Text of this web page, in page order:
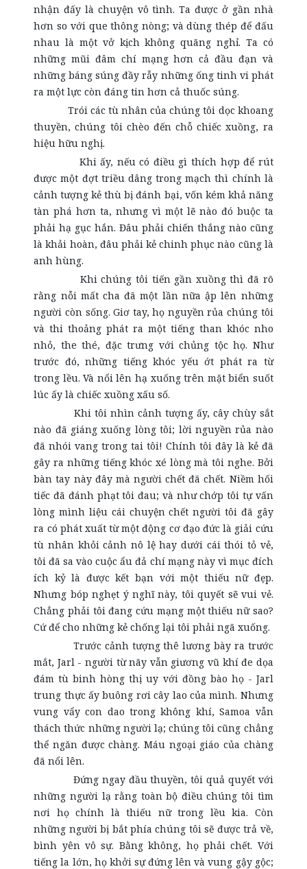
nhận đấy là chuyện vô tình. Ta được ở gần nhà
hơn so với que thông nòng; và dùng thép để đấu
nhau là một vở kịch không quãng nghỉ. Ta có
những mũi đâm chí mạng hơn cả đầu đạn và
những báng súng đầy rẫy những ống tinh vi phát
ra một lực còn đáng tin hơn cả thuốc súng.
Trói các tù nhân của chúng tôi dọc khoang
thuyền, chúng tôi chèo đến chỗ chiếc xuồng, ra
hiệu hữu nghị.
Khi ấy, nếu có điều gì thích hợp để rút
được một đợt triều dâng trong mạch thì chính là
cảnh tượng kẻ thù bị đánh bại, vốn kém khả năng
tàn phá hơn ta, nhưng vì một lẽ nào đó buộc ta
phải hạ gục hắn. Đâu phải chiến thắng nào cũng
là khải hoàn, đâu phải kẻ chinh phục nào cũng là
anh hùng.
Khi chúng tôi tiến gần xuồng thì đã rõ
rằng nỗi mất cha đã một lần nữa ập lên những
người còn sống. Giơ tay, họ nguyền rủa chúng tôi
và thi thoảng phát ra một tiếng than khóc nho
nhỏ, the thé, đặc trưng với chủng tộc họ. Như
trước đó, những tiếng khóc yếu ớt phát ra từ
trong lều. Và nổi lên hạ xuống trên mặt biển suốt
lúc ấy là chiếc xuồng xấu số.
Khi tôi nhìn cảnh tượng ấy, cây chùy sắt
nào đã giáng xuống lòng tôi; lời nguyền rủa nào
đã nhói vang trong tai tôi! Chính tôi đây là kẻ đã
gây ra những tiếng khóc xé lòng mà tôi nghe. Bởi
bàn tay này đây mà người chết đã chết. Niềm hối
tiếc đã đánh phạt tôi đau; và như chớp tôi tự vấn
lòng mình liệu cái chuyện chết người tôi đã gây
ra có phát xuất từ một động cơ đạo đức là giải cứu
tù nhân khỏi cảnh nô lệ hay dưới cái thói tỏ vẻ,
tôi đã sa vào cuộc ẩu đả chí mạng này vì mục đích
ích kỷ là được kết bạn với một thiếu nữ đẹp.
Nhưng bóp nghẹt ý nghĩ này, tôi quyết sẽ vui vẻ.
Chẳng phải tôi đang cứu mạng một thiếu nữ sao?
Cứ để cho những kẻ chống lại tôi phải ngã xuống.
Trước cảnh tượng thê lương bày ra trước
mắt, Jarl - người từ nãy vẫn giương vũ khí đe dọa
đám tù binh hòng thị uy với đồng bào họ - Jarl
trung thực ấy buông rơi cây lao của mình. Nhưng
vung vẩy con dao trong không khí, Samoa vẫn
thách thức những người lạ; chúng tôi cũng chẳng
thể ngăn được chàng. Máu ngoại giáo của chàng
đã nổi lên.
Đứng ngay đầu thuyền, tôi quả quyết với
những người lạ rằng toàn bộ điều chúng tôi tìm
nơi họ chính là thiếu nữ trong lều kia. Còn
những người bị bắt phía chúng tôi sẽ được trả về,
bình yên vô sự. Bằng không, họ phải chết. Với
tiếng la lớn, họ khởi sự đứng lên và vung gậy gộc;